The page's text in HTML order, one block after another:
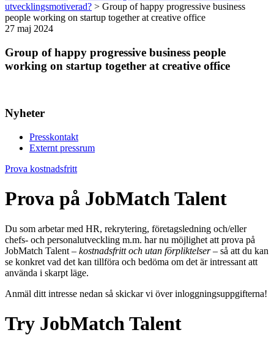
utvecklingsmotiverad? > Group of happy progressive business
people working on startup together at creative office
27 maj 2024
Group of happy progressive business people
working on startup together at creative office
Nyheter
Presskontakt
Externt pressrum
Prova kostnadsfritt
Prova på JobMatch Talent
Du som arbetar med HR, rekrytering, företagsledning och/eller
chefs- och personalutveckling m.m. har nu möjlighet att prova på
JobMatch Talent – kostnadsfritt och utan förpliktelser– så att du kan
se konkret vad det kan tillföra och bedöma om det är intressant att
använda i skarpt läge.
Anmäl ditt intresse nedan så skickar vi över inloggningsuppgifterna!
Try JobMatch Talent